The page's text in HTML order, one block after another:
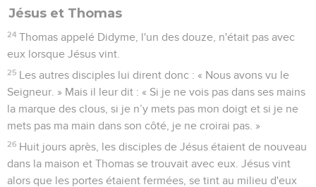
Jésus et Thomas
24 Thomas appelé Didyme, l'un des douze, n'était pas avec
eux lorsque Jésus vint.
25 Les autres disciples lui dirent donc : « Nous avons vu le
Seigneur. » Mais il leur dit : « Si je ne vois pas dans ses mains
la marque des clous, si je n’y mets pas mon doigt et si je ne
mets pas ma main dans son côté, je ne croirai pas. »
26 Huit jours après, les disciples de Jésus étaient de nouveau
dans la maison et Thomas se trouvait avec eux. Jésus vint
alors que les portes étaient fermées, se tint au milieu d'eux